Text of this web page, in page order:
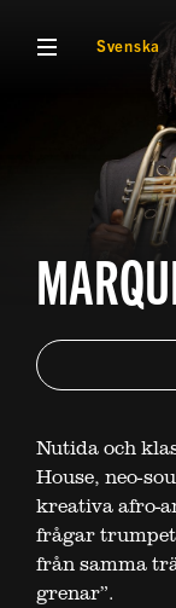
VISA MENYSvenska
Nutida och
House, neo-
kreativa afro-
frågar
från samma
grenar”.